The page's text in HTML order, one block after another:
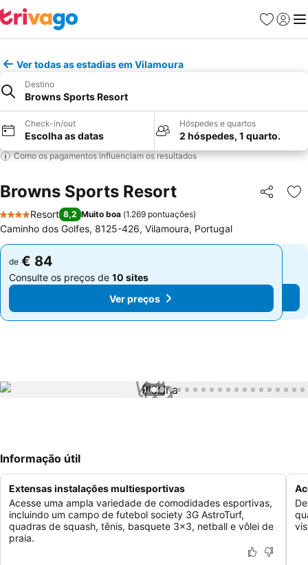
Favoritos
Iniciar
Ver todas as estadias em Vilamoura
Destino
Browns Sports Resort
Check-in/out
Escolha as datas
Hóspedes e quartos
2 hóspedes, 1 quarto.
Como os pagamentos influenciam os resultados
Browns Sports Resort Partilhar
4 Estrelas
Resort 8,2 Muito boa (1.269 pontuações)
Caminho dos Golfes, 8125-426, Vilamoura, Portugal
de € 84
Consulte os preços de 10 sites
Ver preços
de € 84
Consulte os preços de 10 sites
Ver preços
1 / 40
Informação útil
Extensas instalações multiesportivas
Acesse uma ampla variedade de comodidades esportivas,
incluindo um campo de futebol society 3G AstroTurf,
quadras de squash, tênis, basquete 3x3, netball e vôlei de
praia.